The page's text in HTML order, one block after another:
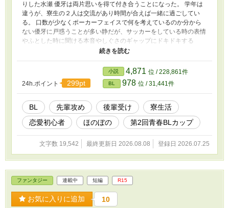
りした水瀬 優牙は両片思いを得て付き合うことになった。 学年は
違うが、寮生の２人は交流があり時間が合えば一緒に過ごしてい
る。 口数が少なくポーカーフェイスで何を考えているのか分から
ない優牙に戸惑うことが多い静だが、サッカーをしている時の表情
やふとした時に聞ける本音やしぐさのギャップにドキドキする
日々。 静は付き合ってるんだから先輩らしくリードしなきゃなと
思っていても、いつも優牙のペースに持っていかれてしまう。
「あれ、もしかして僕が下……？」 次のステップに進むべく、予
習をしていると押し倒されるのは自分ではないかと思い始める静。
それも悪くないかもと思うが、やっぱりリードしたい。 「先
輩……」 「っ」 恋愛初心者の２人は、不器用ながら仲を深めてい
くのだった。 ⚠️優牙×静に見えるが、静×優牙である。 .
24h.ポイント 299pt
小説 4,871 位 / 228,861件
BL 978 位 / 31,441件
BL 先輩攻め 後輩受け
寮生活
恋愛初心者
ほのぼの 第2回青春BLカップ
文字数 19,542 最終更新日 2026.08.08 登録日 2026.07.25
ファンタジー 連載中 短編 R15
お気に入りに追加 10